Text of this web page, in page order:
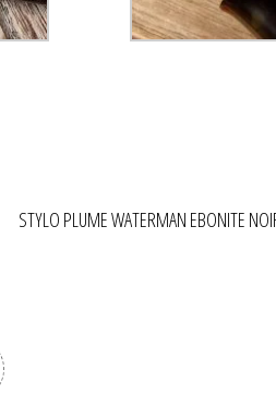
STYLO PLUME WATERMAN EBONITE